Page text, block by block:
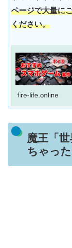
ページで大量に
ください。
fire-life.online
魔王「
ちゃっ